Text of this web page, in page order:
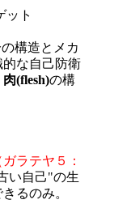
ット
構造とメカ
な自己防衛
肉(flesh)の構
ラテヤ５：
い自己"の生
るのみ。